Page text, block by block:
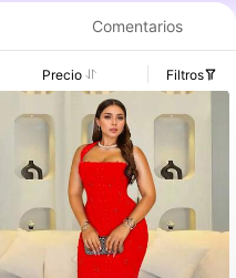
Comentarios
Precio Filtros